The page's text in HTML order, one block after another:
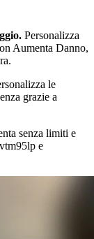
Personalizza
Aumenta Danno,
le
grazie a
senza limiti e
e